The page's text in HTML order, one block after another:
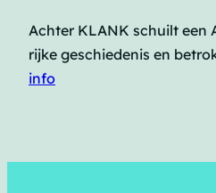
Achter KLANK schuilt
rijke geschiedenis en
info